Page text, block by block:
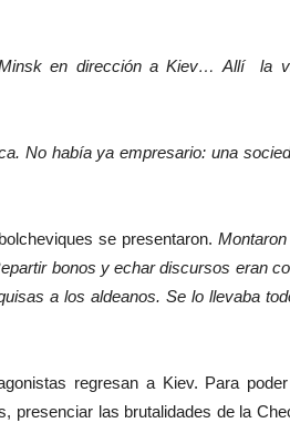
en dirección a Kiev… Allí
la
No había ya empresario: una
se presentaron.
bonos y echar discursos eran
a los aldeanos. Se lo llevaba
regresan a Kiev. Para
presenciar las brutalidades de la